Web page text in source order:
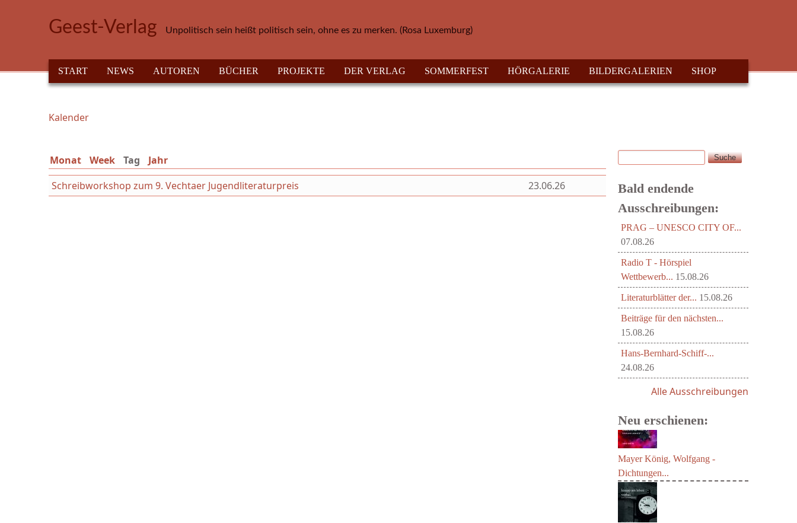
Geest-Verlag Unpolitisch sein heißt politisch sein, ohne es zu merken. (Rosa Luxemburg)
HAUPTMENÜ
START NEWS AUTOREN BÜCHER PROJEKTE DER VERLAG SOMMERFEST HÖRGALERIE BILDERGALERIEN SHOP
Sie sind hier
Kalender
Monat Week Tag (aktiver Reiter)
Jahr
Schreibworkshop zum 9. Vechtaer Jugendliteraturpreis
23.06.26
Suchformular
Suche
Bald endende
Ausschreibungen:
PRAG – UNESCO CITY OF...
07.08.26
Radio T - Hörspiel
Wettbewerb... 15.08.26
Literaturblätter der... 15.08.26
Beiträge für den nächsten...
15.08.26
Hans-Bernhard-Schiff-...
24.08.26
Alle Ausschreibungen
Neu erschienen:
Mayer König, Wolfgang -
Dichtungen...